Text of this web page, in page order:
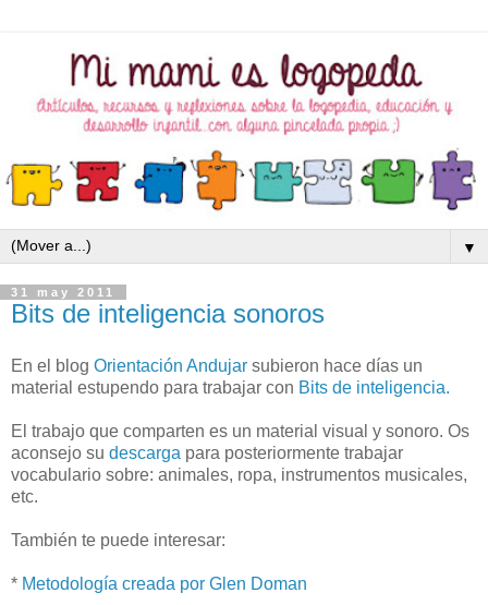
▼
31 may 2011
Bits de inteligencia sonoros
En el blog Orientación Andujar subieron hace días un
material estupendo para trabajar con Bits de inteligencia.
El trabajo que comparten es un material visual y sonoro. Os
aconsejo su descarga para posteriormente trabajar
vocabulario sobre: animales, ropa, instrumentos musicales,
etc.
También te puede interesar:
* Metodología creada por Glen Doman